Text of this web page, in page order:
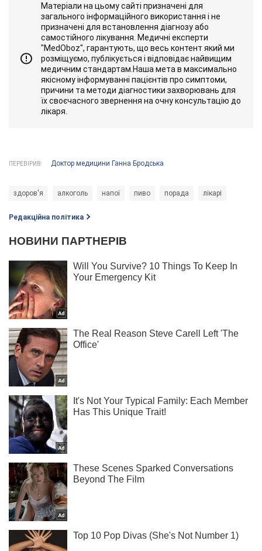
Матеріали на цьому сайті призначені для
загального інформаційного використання і не
призначені для встановлення діагнозу або
самостійного лікування. Медичні експерти
"MedOboz", гарантують, що весь контент який ми
розміщуємо, публікується і відповідає найвищим
медичним стандартам.Наша мета в максимально
якісному інформуванні пацієнтів про симптоми,
причини та методи діагностики захворювань для
їх своєчасного звернення на очну консультацію до
лікаря.
ПЕРЕВІРИВ: Доктор медицини Ганна Бродська
здоров'я алкоголь напої пиво порада лікарі
Редакційна політика